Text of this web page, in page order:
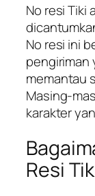
No resi Tiki
No resi ini
pengiriman
memantau
Masing-
karakter
Resi